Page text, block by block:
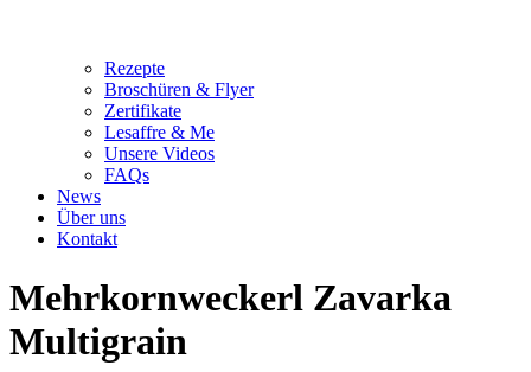
Rezepte
Broschüren & Flyer
Zertifikate
Lesaffre & Me
Unsere Videos
FAQs
News
Über uns
Kontakt
Mehrkornweckerl Zavarka
Multigrain